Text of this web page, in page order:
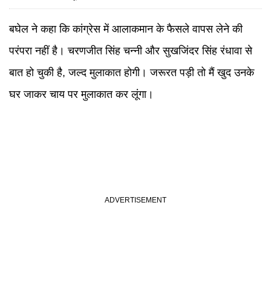
बघेल ने कहा कि कांग्रेस में आलाकमान के फैसले वापस लेने की
परंपरा नहीं है। चरणजीत सिंह चन्नी और सुखजिंदर सिंह रंधावा से
बात हो चुकी है, जल्द मुलाकात होगी। जरूरत पड़ी तो मैं खुद उनके
घर जाकर चाय पर मुलाकात कर लूंगा।